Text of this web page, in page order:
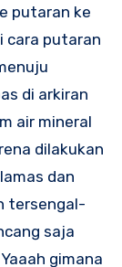
putaran ke
cara putaran
di arkiran
air mineral
dilakukan
dan
tersengal-
saja
gimana